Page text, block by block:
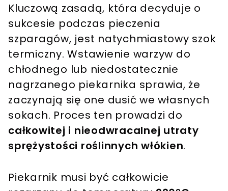
Kluczową zasadą, która decyduje o
sukcesie podczas pieczenia
szparagów, jest natychmiastowy szok
termiczny. Wstawienie warzyw do
chłodnego lub niedostatecznie
nagrzanego piekarnika sprawia, że
zaczynają się one dusić we własnych
sokach. Proces ten prowadzi do
całkowitej i nieodwracalnej utraty
sprężystości roślinnych włókien.
Piekarnik musi być całkowicie